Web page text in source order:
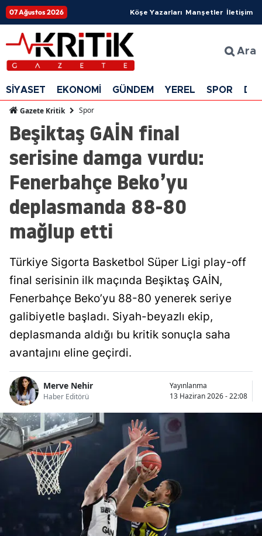
07 Ağustos 2026 Köşe Yazarları Manşetler İletişim
Ara
SİYASET EKONOMİ GÜNDEM YEREL SPOR
Gazete Kritik Spor
Beşiktaş GAİN final
serisine damga vurdu:
Fenerbahçe Beko’yu
deplasmanda 88-80
mağlup etti
Türkiye Sigorta Basketbol Süper Ligi play-off
final serisinin ilk maçında Beşiktaş GAİN,
Fenerbahçe Beko’yu 88-80 yenerek seriye
galibiyetle başladı. Siyah-beyazlı ekip,
deplasmanda aldığı bu kritik sonuçla saha
avantajını eline geçirdi.
Merve Nehir
Haber Editörü
Yayınlanma
13 Haziran 2026 - 22:08